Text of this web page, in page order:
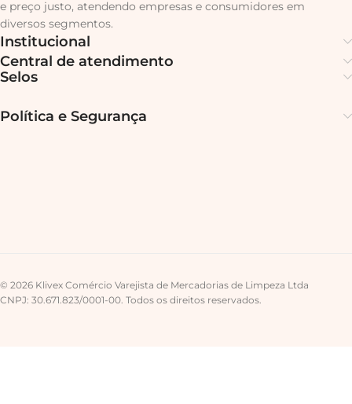
e preço justo, atendendo empresas e consumidores em
diversos segmentos.
Institucional
Central de atendimento
Selos
Política e Segurança
© 2026 Klivex Comércio Varejista de Mercadorias de Limpeza Ltda
CNPJ: 30.671.823/0001-00. Todos os direitos reservados.